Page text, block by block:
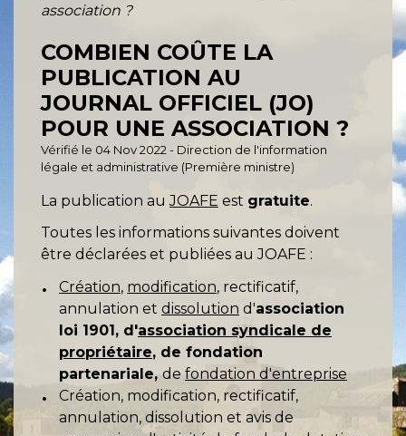
association ?
COMBIEN COÛTE LA
PUBLICATION AU
JOURNAL OFFICIEL (JO)
POUR UNE ASSOCIATION ?
Vérifié le 04 Nov 2022 - Direction de l'information
légale et administrative (Première ministre)
La publication auJOAFE est gratuite.
Toutes les informations suivantes doivent
être déclarées et publiées au JOAFE :
Création, modification, rectificatif,
annulation et dissolution d'association
loi 1901, d'association syndicale de
propriétaire, de fondation
partenariale, de fondation d'entreprise
Création, modification, rectificatif,
annulation, dissolution et avis de